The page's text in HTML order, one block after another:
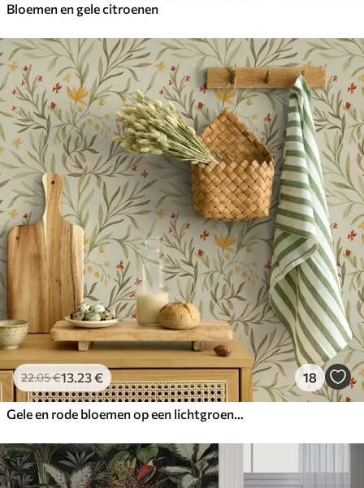
Bloemen en gele citroenen
22.05€13.23€ 18
Gele en rode bloemen op een lichtgroene achtergrond